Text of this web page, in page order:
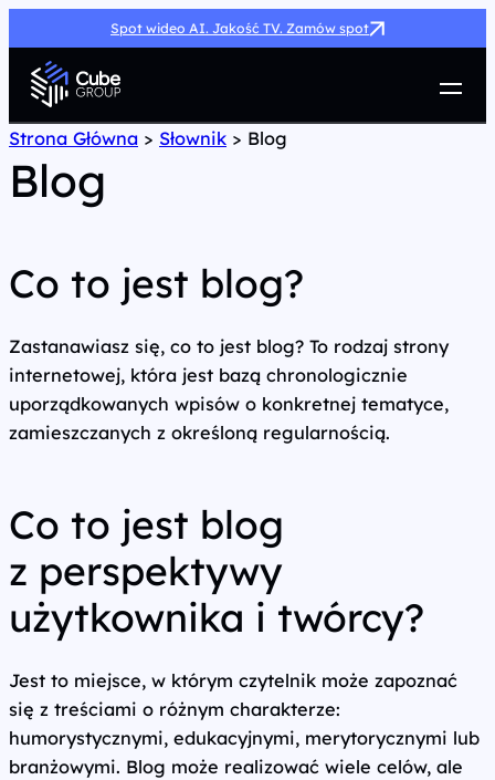
Spot wideo AI. Jakość TV. Zamów spot
Usługi
Jak możemy pomóc
Case Study
Kariera
Strona Główna > Słownik > Blog
Blog
Co to jest blog?
Zastanawiasz się, co to jest blog? To rodzaj strony
internetowej, która jest bazą chronologicznie
uporządkowanych wpisów o konkretnej tematyce,
zamieszczanych z określoną regularnością.
Co to jest blog
z perspektywy
użytkownika i twórcy?
Jest to miejsce, w którym czytelnik może zapoznać
się z treściami o różnym charakterze:
humorystycznymi, edukacyjnymi, merytorycznymi lub
branżowymi. Blog może realizować wiele celów, ale